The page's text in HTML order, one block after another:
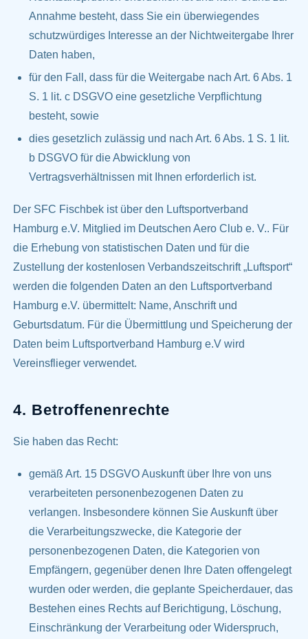
Annahme besteht, dass Sie ein überwiegendes
schutzwürdiges Interesse an der Nichtweitergabe Ihrer
Daten haben,
für den Fall, dass für die Weitergabe nach Art. 6 Abs. 1
S. 1 lit. c DSGVO eine gesetzliche Verpflichtung
besteht, sowie
dies gesetzlich zulässig und nach Art. 6 Abs. 1 S. 1 lit.
b DSGVO für die Abwicklung von
Vertragsverhältnissen mit Ihnen erforderlich ist.
Der SFC Fischbek ist über den Luftsportverband
Hamburg e.V. Mitglied im Deutschen Aero Club e. V.. Für
die Erhebung von statistischen Daten und für die
Zustellung der kostenlosen Verbandszeitschrift „Luftsport“
werden die folgenden Daten an den Luftsportverband
Hamburg e.V. übermittelt: Name, Anschrift und
Geburtsdatum. Für die Übermittlung und Speicherung der
Daten beim Luftsportverband Hamburg e.V wird
Vereinsflieger verwendet.
4. Betroffenenrechte
Sie haben das Recht:
gemäß Art. 15 DSGVO Auskunft über Ihre von uns
verarbeiteten personenbezogenen Daten zu
verlangen. Insbesondere können Sie Auskunft über
die Verarbeitungszwecke, die Kategorie der
personenbezogenen Daten, die Kategorien von
Empfängern, gegenüber denen Ihre Daten offengelegt
wurden oder werden, die geplante Speicherdauer, das
Bestehen eines Rechts auf Berichtigung, Löschung,
Einschränkung der Verarbeitung oder Widerspruch,